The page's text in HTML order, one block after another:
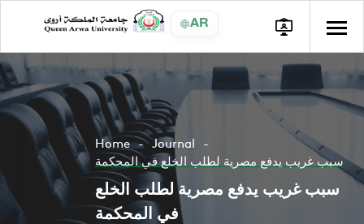
AR
Home
Journal
سبب غريب يدفع مصرية لطلب الخلع في المحكمة
سبب غريب يدفع مصرية لطلب الخلع
في المحكمة